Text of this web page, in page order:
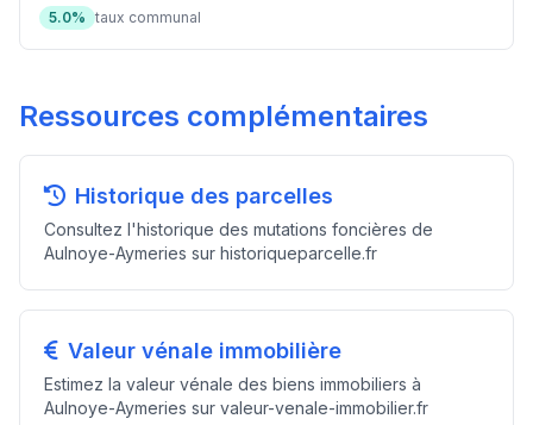
5.0% taux communal
Ressources complémentaires
Historique des parcelles
Consultez l'historique des mutations foncières de
Aulnoye-Aymeries sur historiqueparcelle.fr
Valeur vénale immobilière
Estimez la valeur vénale des biens immobiliers à
Aulnoye-Aymeries sur valeur-venale-immobilier.fr